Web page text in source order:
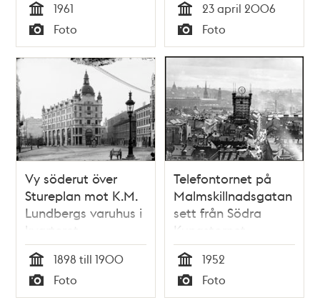
Tid
1961
Typ
Foto Tid
23 april 2006
Typ
Foto
Vy söderut över
Stureplan mot K.M.
Lundbergs varuhus i
kvarteret
Språkmästaren
Tid
1898 till 1900
Typ
Foto
Telefontornet på
Malmskillnadsgatan
sett från Södra
Kungstornet
Tid
1952
Typ
Foto